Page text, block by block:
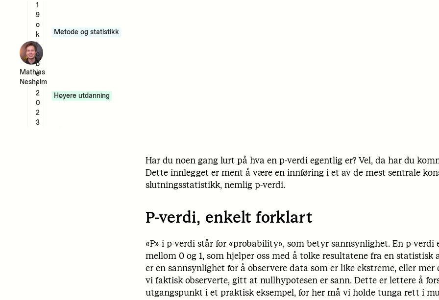
Mathias
Nesheim
1
9
o
k
t
o
b
e
r
2
0
2
3
Metode og statistikk
Høyere utdanning
Har du noen gang lurt på hva en p-verdi egentlig er? Vel, da har du
Dette innlegget er ment å være en innføring i et av de mest sentrale
slutningsstatistikk, nemlig p-verdi.
P-verdi, enkelt forklart
«P» i p-verdi står for «probability», som betyr sannsynlighet. En p-
mellom 0 og 1, som hjelper oss med å tolke resultatene fra en statistisk
er en sannsynlighet for å observere data som er like ekstreme, eller mer
vi faktisk observerte, gitt at nullhypotesen er sann. Dette er lettere å
utgangspunkt i et praktisk eksempel, for her må vi holde tunga rett i